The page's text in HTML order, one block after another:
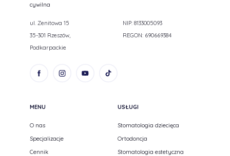
cywilna
ul. Zenitowa 15
35-301 Rzeszów,
Podkarpackie
NIP: 8133005093
REGON: 690669384
MENU
O nas
Specjalizacje
Cennik
USŁUGI
Stomatologia dziecięca
Ortodoncja
Stomatologia estetyczna